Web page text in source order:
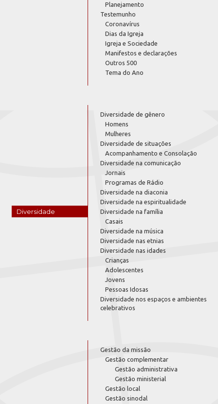
Planejamento
Testemunho
Coronavírus
Dias da Igreja
Igreja e Sociedade
Manifestos e declarações
Outros 500
Tema do Ano
Diversidade
Diversidade de gênero
Homens
Mulheres
Diversidade de situações
Acompanhamento e Consolação
Diversidade na comunicação
Jornais
Programas de Rádio
Diversidade na diaconia
Diversidade na espiritualidade
Diversidade na família
Casais
Diversidade na música
Diversidade nas etnias
Diversidade nas idades
Crianças
Adolescentes
Jovens
Pessoas Idosas
Diversidade nos espaços e ambientes
celebrativos
Gestão da missão
Gestão complementar
Gestão administrativa
Gestão ministerial
Gestão local
Gestão sinodal